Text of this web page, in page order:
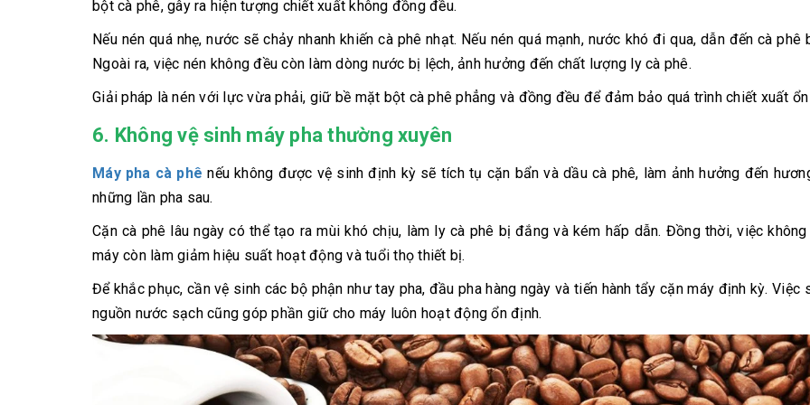
bột cà phê, gây ra hiện tượng chiết xuất không đồng đều.
Nếu nén quá nhẹ, nước sẽ chảy nhanh khiến cà phê nhạt. Nếu nén quá mạnh, nước khó đi qua, dẫn đến cà phê
Ngoài ra, việc nén không đều còn làm dòng nước bị lệch, ảnh hưởng đến chất lượng ly cà phê.
Giải pháp là nén với lực vừa phải, giữ bề mặt bột cà phê phẳng và đồng đều để đảm bảo quá trình chiết xuất
6. Không vệ sinh máy pha thường xuyên
Máy pha cà phê nếu không được vệ sinh định kỳ sẽ tích tụ cặn bẩn và dầu cà phê, làm ảnh hưởng đến
những lần pha sau.
Cặn cà phê lâu ngày có thể tạo ra mùi khó chịu, làm ly cà phê bị đắng và kém hấp dẫn. Đồng thời, việc
máy còn làm giảm hiệu suất hoạt động và tuổi thọ thiết bị.
Để khắc phục, cần vệ sinh các bộ phận như tay pha, đầu pha hàng ngày và tiến hành tẩy cặn máy định kỳ. Việc
nguồn nước sạch cũng góp phần giữ cho máy luôn hoạt động ổn định.